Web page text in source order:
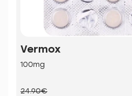
Vermox
100mg
24.90€